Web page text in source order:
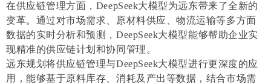
在供应链管理方面，DeepSeek大模型为远东带来了全新的
变革。通过对市场需求、原材料供应、物流运输等多方面
数据的实时分析和预测，DeepSeek大模型能够帮助企业实
现精准的供应链计划和协同管理。
远东规划将供应链管理与DeepSeek大模型进行更深度的应
用，能够基于原料库存、消耗及产出等数据，结合市场需